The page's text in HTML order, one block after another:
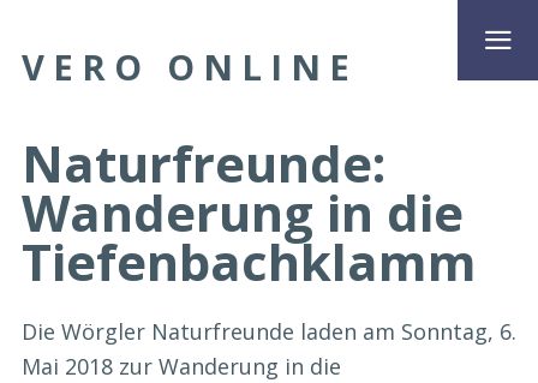
VERO ONLINE
Naturfreunde:
Wanderung in die
Tiefenbachklamm
Die Wörgler Naturfreunde laden am Sonntag, 6.
Mai 2018 zur Wanderung in die